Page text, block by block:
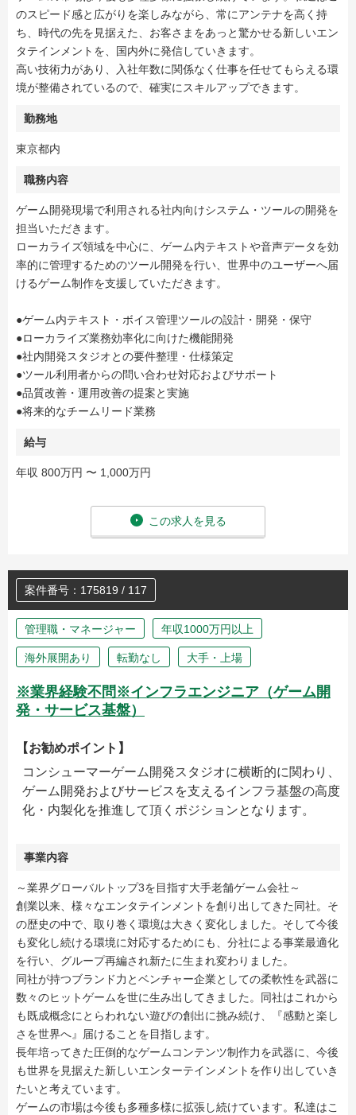
のスピード感と広がりを楽しみながら、常にアンテナを高く持
ち、時代の先を見据えた、お客さまをあっと驚かせる新しいエン
タテインメントを、国内外に発信していきます。
高い技術力があり、入社年数に関係なく仕事を任せてもらえる環
境が整備されているので、確実にスキルアップできます。
勤務地
東京都内
職務内容
ゲーム開発現場で利用される社内向けシステム・ツールの開発を
担当いただきます。
ローカライズ領域を中心に、ゲーム内テキストや音声データを効
率的に管理するためのツール開発を行い、世界中のユーザーへ届
けるゲーム制作を支援していただきます。
●ゲーム内テキスト・ボイス管理ツールの設計・開発・保守
●ローカライズ業務効率化に向けた機能開発
●社内開発スタジオとの要件整理・仕様策定
●ツール利用者からの問い合わせ対応およびサポート
●品質改善・運用改善の提案と実施
●将来的なチームリード業務
給与
年収 800万円 〜 1,000万円
この求人を見る
案件番号：175819 / 117
管理職・マネージャー 年収1000万円以上
海外展開あり 転勤なし 大手・上場
※業界経験不問※インフラエンジニア（ゲーム開
発・サービス基盤）
【お勧めポイント】
コンシューマーゲーム開発スタジオに横断的に関わり、
ゲーム開発およびサービスを支えるインフラ基盤の高度
化・内製化を推進して頂くポジションとなります。
事業内容
～業界グローバルトップ3を目指す大手老舗ゲーム会社～
創業以来、様々なエンタテインメントを創り出してきた同社。そ
の歴史の中で、取り巻く環境は大きく変化しました。そして今後
も変化し続ける環境に対応するためにも、分社による事業最適化
を行い、グループ再編され新たに生まれ変わりました。
同社が持つブランド力とベンチャー企業としての柔軟性を武器に
数々のヒットゲームを世に生み出してきました。同社はこれから
も既成概念にとらわれない遊びの創出に挑み続け、『感動と楽し
さを世界へ』届けることを目指します。
長年培ってきた圧倒的なゲームコンテンツ制作力を武器に、今後
も世界を見据えた新しいエンターテインメントを作り出していき
たいと考えています。
ゲームの市場は今後も多種多様に拡張し続けています。私達はこ